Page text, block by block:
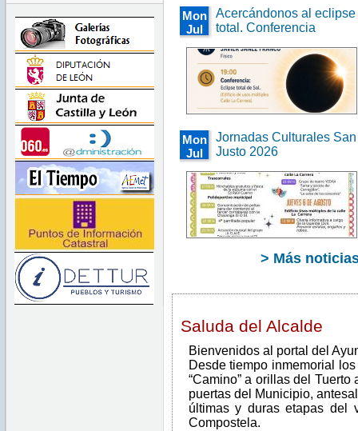
Mon
Jul
00:00:00
CEST
2026
Jul 27
00:00:00
2026
Acercándonos al eclipse
total. Conferencia
Mon
Jul
00:00:00
CEST
2026
Mon
Jul 27
00:00:00
Jornadas Culturales San
Justo 2026
> Más
Saluda del Alcalde
Bienvenidos al portal del
Desde tiempo inmemorial
“Camino” a orillas del
puertas del Municipio,
últimas y duras etapas del
Compostela.